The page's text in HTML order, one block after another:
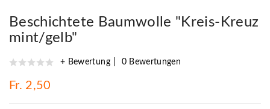
Beschichtete Baumwolle "Kreis-Kreuz
mint/gelb"
+ Bewertung 0 Bewertungen
Fr. 2,50